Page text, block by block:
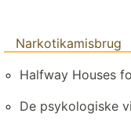
Narkotikamisbrug
Halfway Houses
De psykologiske